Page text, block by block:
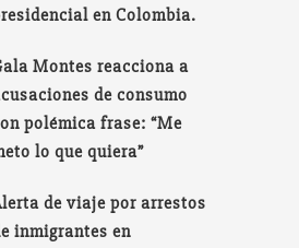
en Colombia.
Montes reacciona a
de consumo
polémica frase: “Me
lo que quiera”
de viaje por arrestos
inmigrantes en